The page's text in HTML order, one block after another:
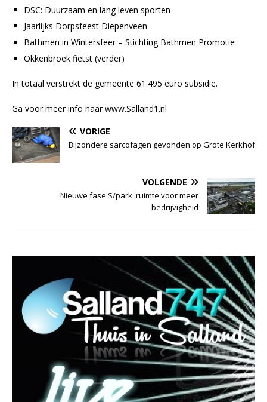
DSC: Duurzaam en lang leven sporten
Jaarlijks Dorpsfeest Diepenveen
Bathmen in Wintersfeer – Stichting Bathmen Promotie
Okkenbroek fietst (verder)
In totaal verstrekt de gemeente 61.495 euro subsidie.
Ga voor meer info naar www.Salland1.nl
VORIGE
Bijzondere sarcofagen gevonden op Grote Kerkhof
VOLGENDE
Nieuwe fase S/park: ruimte voor meer
bedrijvigheid